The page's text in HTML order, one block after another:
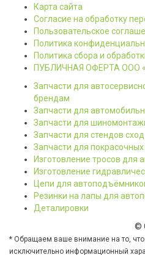
Карта сайта
Согласие на обработку
Пользовательское
Политика
Политика сбора и
ПУБЛИЧНАЯ ОФЕРТА ООО
Запчасти для
брендам
Запчасти для
Запчасти для
Запчасти для стендов
Запчасти для
Изготовление тросов для
Изготовление
Цепи для
Резинки на лапы для
Деталировки
©
* Обращаем ваше внимание на то, что
исключительно информационный